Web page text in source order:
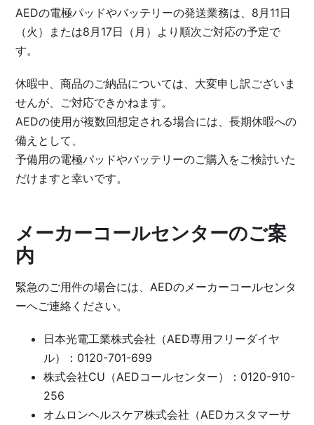
AEDの電極パッドやバッテリーの発送業務は、8月11日
（火）または8月17日（月）より順次ご対応の予定で
す。
休暇中、商品のご納品については、大変申し訳ございま
せんが、ご対応できかねます。
AEDの使用が複数回想定される場合には、長期休暇への
備えとして、
予備用の電極パッドやバッテリーのご購入をご検討いた
だけますと幸いです。
メーカーコールセンターのご案
内
緊急のご用件の場合には、AEDのメーカーコールセンタ
ーへご連絡ください。
日本光電工業株式会社（AED専用フリーダイヤ
ル）：0120-701-699
株式会社CU（AEDコールセンター）：0120-910-
256
オムロンヘルスケア株式会社（AEDカスタマーサ